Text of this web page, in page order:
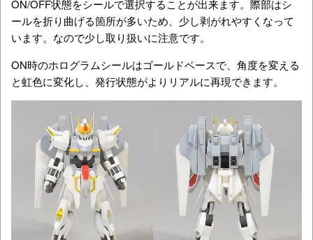
ON/OFF状態をシールで選択することが出来ます。際部はシ
ールを折り曲げる箇所が多いため、少し剥がれやすくなって
います。なので少し取り扱いに注意です。
ON時のホログラムシールはゴールドベースで、角度を変える
と虹色に変化し、発行状態がよりリアルに再現できます。